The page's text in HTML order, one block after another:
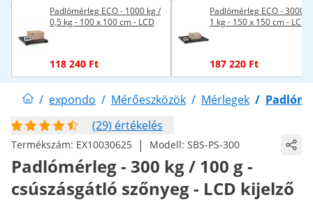
Padlómérleg ECO - 1000 kg /
0,5 kg - 100 x 100 cm - LCD
118 240 Ft
Padlómérleg ECO - 3000
1 kg - 150 x 150 cm - LCD
187 220 Ft
/ expondo / Mérőeszközök / Mérlegek /
(29) értékelés
Termékszám: EX10030625 | Modell: SBS-PS-300
Padlómérleg - 300 kg / 100 g -
csúszásgátló szőnyeg - LCD kijelző